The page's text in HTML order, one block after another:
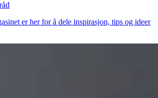
er her for å dele inspirasjon, tips og ideer